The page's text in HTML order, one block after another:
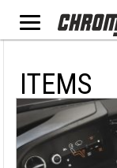
ITEMS